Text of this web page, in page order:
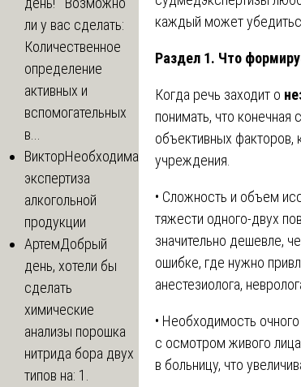
каждый может
Раздел 1. Что
Когда речь заходит о
понимать, что конечная
объективных факторов,
учреждения.
• Сложность и объем
тяжести одного-двух
значительно дешевле,
ошибке, где нужно
анестезиолога,
• Необходимость
с осмотром живого
в больницу, что
ли у вас сделать:
Количественное
определение
активных и
вспомогательных
в...
ВикторНеобходима
экспертиза
алкогольной
продукции
АртемДобрый
день, хотели бы
сделать
химические
анализы порошка
нитрида бора двух
типов на: 1.